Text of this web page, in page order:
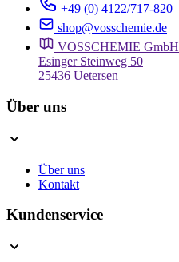
+49 (0) 4122/717-820
shop@vosschemie.de
VOSSCHEMIE GmbH
Esinger Steinweg 50
25436 Uetersen
Über uns
Über uns
Kontakt
Kundenservice